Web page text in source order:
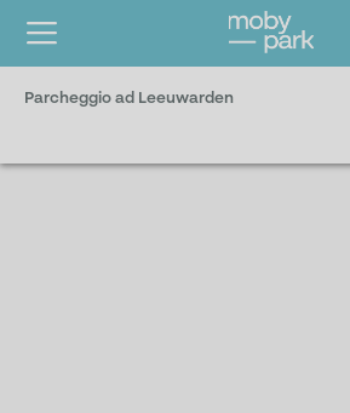
Parcheggio ad Leeuwarden